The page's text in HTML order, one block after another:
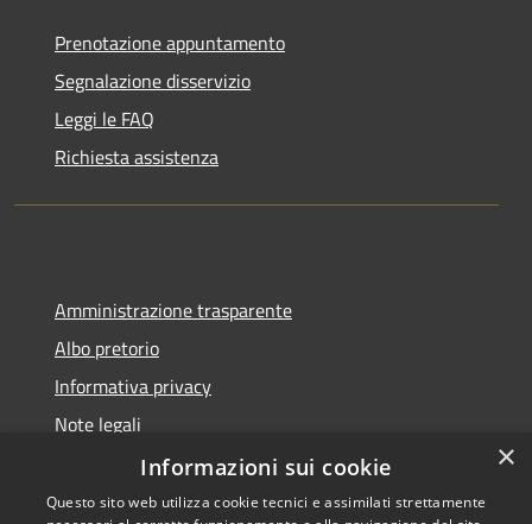
Prenotazione appuntamento
Segnalazione disservizio
Leggi le FAQ
Richiesta assistenza
Amministrazione trasparente
Albo pretorio
Informativa privacy
Note legali
Dichiarazione di accessibilità
×
Informazioni sui cookie
Questo sito web utilizza cookie tecnici e assimilati strettamente